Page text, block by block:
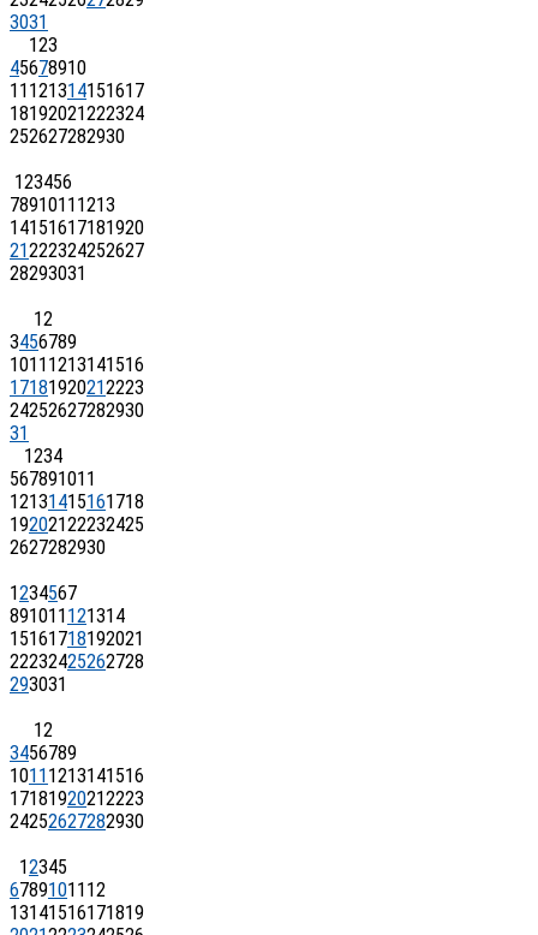
3031
123
45678910
11121314151617
18192021222324
252627282930
123456
78910111213
14151617181920
21222324252627
28293031
12
3456789
10111213141516
17181920212223
24252627282930
31
1234
567891011
12131415161718
19202122232425
2627282930
1234567
891011121314
15161718192021
22232425262728
293031
12
3456789
10111213141516
17181920212223
24252627282930
12345
6789101112
13141516171819